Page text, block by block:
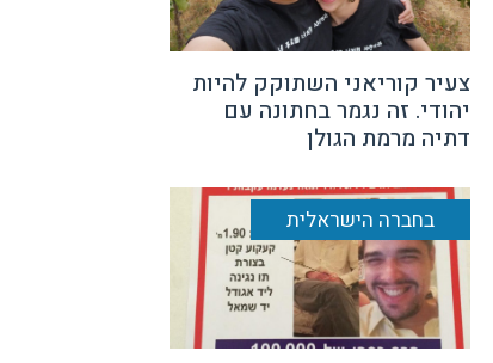
צעיר קוריאני השתוקק להיות
יהודי. זה נגמר בחתונה עם
דתיה מרמת הגולן
בחברה הישראלית